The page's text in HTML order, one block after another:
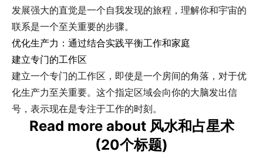
发展强大的直觉是一个自我发现的旅程，理解你和宇宙的
联系是一个至关重要的步骤。
优化生产力：通过结合实践平衡工作和家庭
建立专门的工作区
建立一个专门的工作区，即使是一个房间的角落，对于优
化生产力至关重要。这个指定区域会向你的大脑发出信
号，表示现在是专注于工作的时刻。
Read more about 风水和占星术
(20个标题)